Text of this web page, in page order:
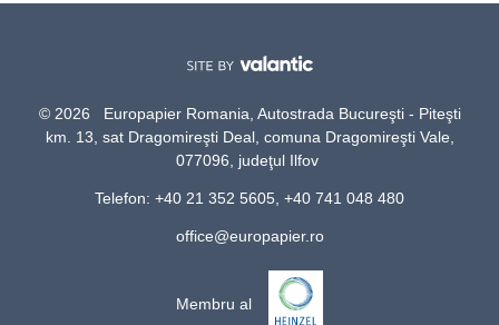
© 2026 Europapier Romania, Autostrada Bucureşti - Piteşti
km. 13, sat Dragomireşti Deal, comuna Dragomireşti Vale,
077096, judeţul Ilfov
Telefon: +40 21 352 5605, +40 741 048 480
office@europapier.ro
Membru al